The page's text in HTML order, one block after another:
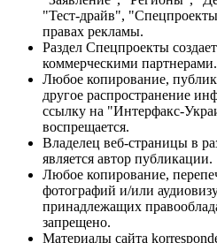
"Тест-драйв",
правах рекламы.
Раздел Спецпроекты
коммерческими партнерами.
Любое копирование,
другое распространение
ссылку на "Интерфакс-
воспрещается.
Владелец веб-страницы в
является автор публикации.
Любое копирование,
фотографий и/или
принадлежащих
запрещено.
Материалы сайта